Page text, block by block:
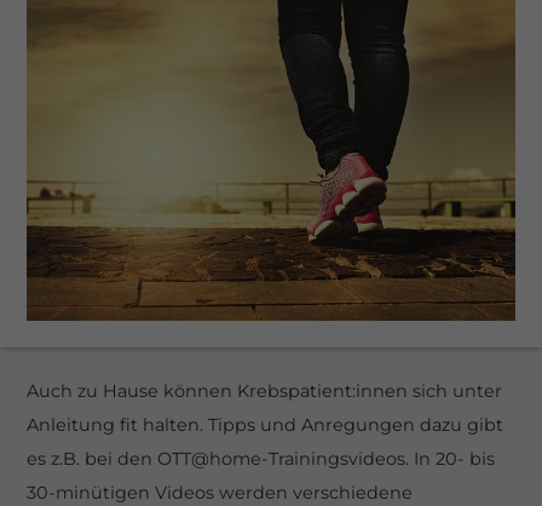
Auch zu Hause können Krebspatient:innen sich unter
Anleitung fit halten. Tipps und Anregungen dazu gibt
es z.B. bei den OTT@home-Trainingsvideos. In 20- bis
30-minütigen Videos werden verschiedene